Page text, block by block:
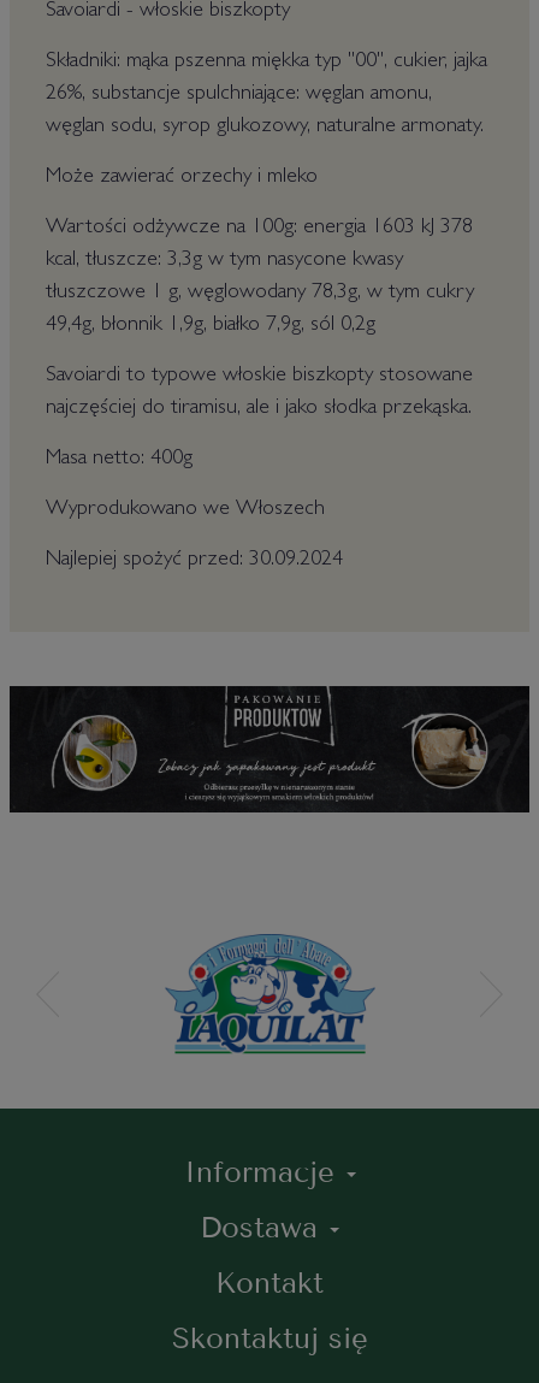
Savoiardi - włoskie biszkopty
Składniki: mąka pszenna miękka typ "00", cukier, jajka
26%, substancje spulchniające: węglan amonu,
węglan sodu, syrop glukozowy, naturalne armonaty.
Może zawierać orzechy i mleko
Wartości odżywcze na 100g: energia 1603 kJ 378
kcal, tłuszcze: 3,3g w tym nasycone kwasy
tłuszczowe 1 g, węglowodany 78,3g, w tym cukry
49,4g, błonnik 1,9g, białko 7,9g, sól 0,2g
Savoiardi to typowe włoskie biszkopty stosowane
najczęściej do tiramisu, ale i jako słodka przekąska.
Masa netto: 400g
Wyprodukowano we Włoszech
Najlepiej spożyć przed: 30.09.2024
Informacje
Dostawa
Kontakt
Skontaktuj się